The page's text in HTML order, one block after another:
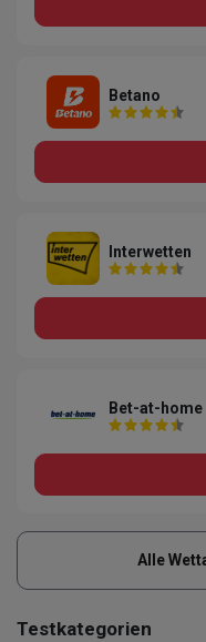
Betano
Interwetten
Bet-at-home
Alle
Testkategorien